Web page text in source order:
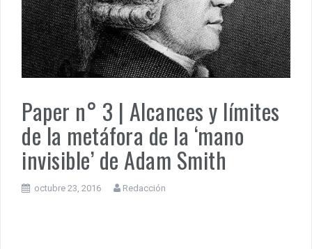
PENSAR UNA SEÑAL | Se echan los dados éticos de la
sustentibilidad. | 6 DE AGOSTO: SOBERANIA TERRITORIAL,
ECONOMICA Y POLITICA
DOCUMENTO CEDIAL | Repudiamos las declaraciones ofensivas
Paper n° 3 | Alcances y límites
de la metáfora de la ‘mano
invisible’ de Adam Smith
octubre 23, 2016 Redacción